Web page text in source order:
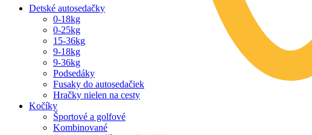
Detské autosedačky
0-18kg
0-25kg
15-36kg
9-18kg
9-36kg
Podsedáky
Fusaky do autosedačiek
Hračky nielen na cesty
Kočíky
Športové a golfové
Kombinované